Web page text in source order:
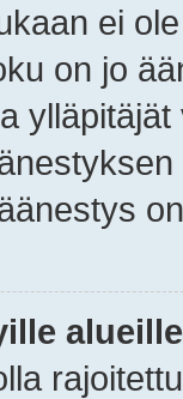
ei
on jo